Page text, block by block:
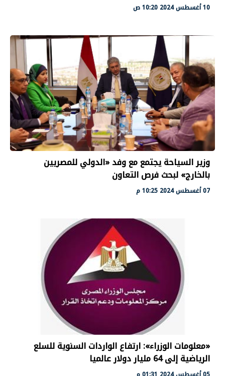
10 أغسطس 2024 10:20 ص
وزير السياحة يجتمع مع وفد «الدولي للمصريين
بالخارج» لبحث فرص التعاون
07 أغسطس 2024 10:25 م
«معلومات الوزراء»: ارتفاع الواردات السنوية للسلع
الرياضية إلى 64 مليار دولار عالميا